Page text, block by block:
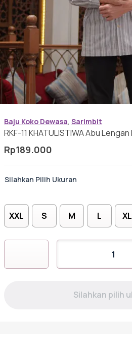
Gamis Anak-anak
Baju Koko Anak
Gamis Remaja
Hijab
Baju Koko Dewasa, Sarimbit
RKF-11 KHATULISTIWA Abu
Rp189.000
Ukuran
XXL S M L XL
RKF-
Lengan